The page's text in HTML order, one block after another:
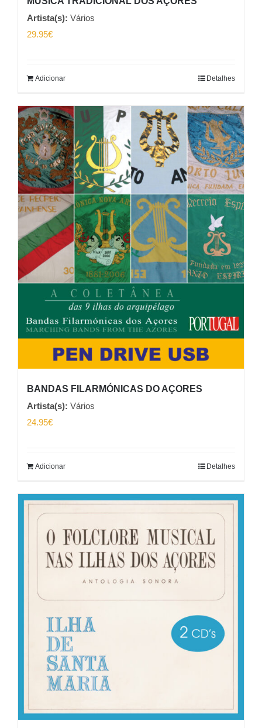
Artista(s): Vários
29.95€
Adicionar Detalhes
BANDAS FILARMÓNICAS DO AÇORES
Artista(s): Vários
24.95€
Adicionar Detalhes